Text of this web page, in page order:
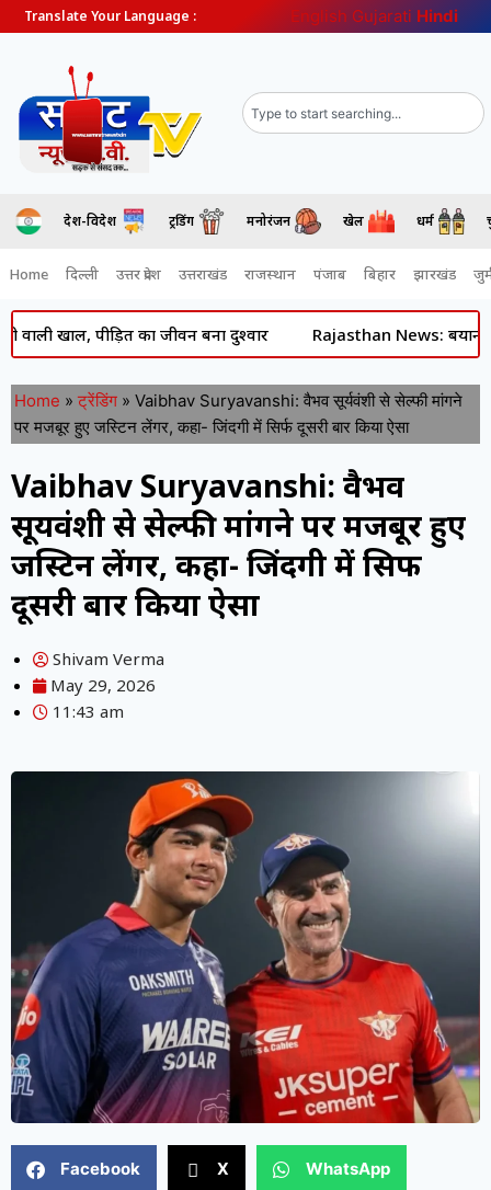
Translate Your Language : English Gujarati Hindi
देश-विदेश ट्रेंडिंग मनोरंजन खेल धर्म
Home दिल्ली उत्तर प्रदेश उत्तराखंड राजस्थान पंजाब बिहार झारखंड
पीड़ित का जीवन बना दुश्वार Rajasthan News: बयाना में
Home » ट्रेंडिंग » Vaibhav Suryavanshi: वैभव सूर्यवंशी से सेल्फी मांगने
पर मजबूर हुए जस्टिन लेंगर, कहा- जिंदगी में सिर्फ दूसरी बार किया ऐसा
Vaibhav Suryavanshi: वैभव
सूर्यवंशी से सेल्फी मांगने पर मजबूर हुए
जस्टिन लेंगर, कहा- जिंदगी में सिर्फ
दूसरी बार किया ऐसा
Shivam Verma
May 29, 2026
11:43 am
Facebook X WhatsApp